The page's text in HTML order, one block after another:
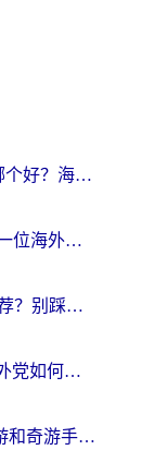
MalusVPN好用吗？和uuVPN哪个好？海外党无缝访问国内资源的真实对比与选择指南
归雁加速器为什么用不了了？一位海外游子的真实困惑与技术解答
海外党必看：回国免费VPN推荐？别踩坑！教你选对加速器无缝刷国内资源
ChickCN和GoLink好用吗？海外党如何选对回国加速器
海外玩国内手游卡成PPT？迅游和奇游手游哪个好？一篇讲透回国加速器怎么选